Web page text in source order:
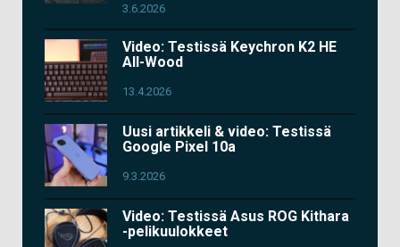
3.6.2026
Video: Testissä Keychron K2 HE
All-Wood
13.4.2026
Uusi artikkeli & video: Testissä
Google Pixel 10a
9.3.2026
Video: Testissä Asus ROG Kithara
-pelikuulokkeet